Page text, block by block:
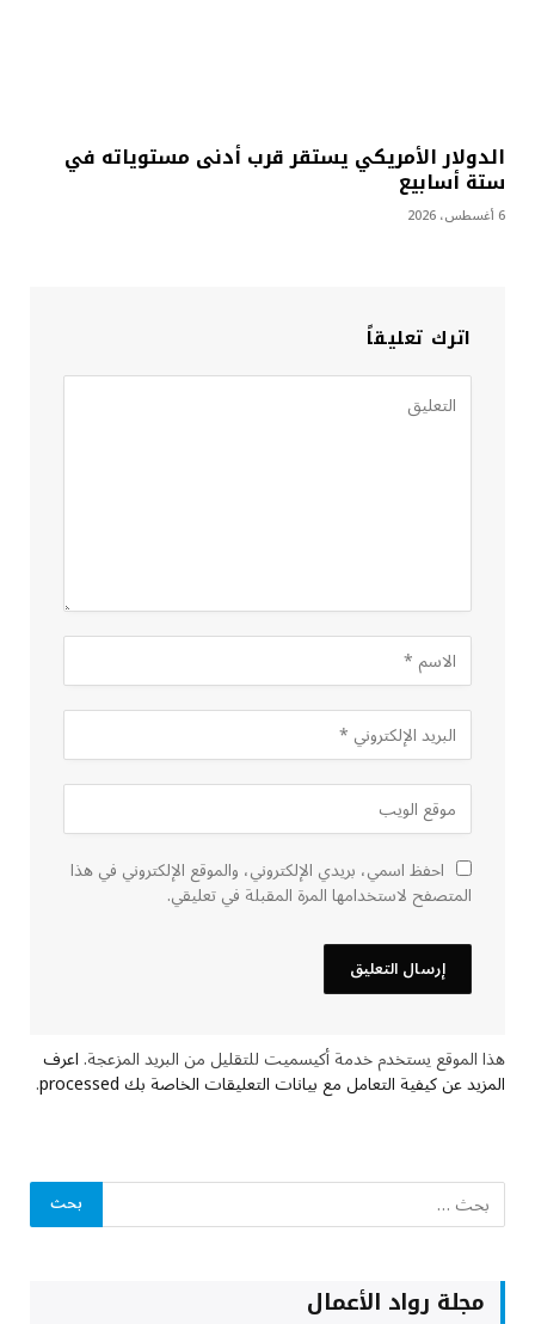
الدولار الأمريكي يستقر قرب أدنى مستوياته في
ستة أسابيع
6 أغسطس، 2026
اترك تعليقاً
احفظ اسمي، بريدي الإلكتروني، والموقع الإلكتروني في هذا
المتصفح لاستخدامها المرة المقبلة في تعليقي.
هذا الموقع يستخدم خدمة أكيسميت للتقليل من البريد المزعجة.اعرف
المزيد عن كيفية التعامل مع بيانات التعليقات الخاصة بك processed .
مجلة رواد الأعمال